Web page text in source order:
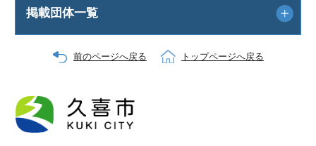
掲載団体一覧
前のページへ戻る トップページへ戻る